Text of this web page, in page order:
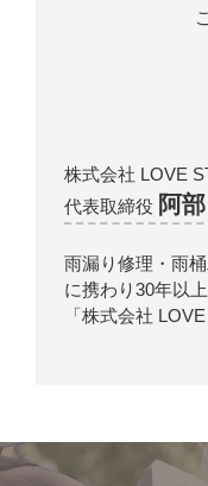
株式会社 LOVE
代表取締役 阿
雨漏り修理・雨
に携わり30年以
「株式会社